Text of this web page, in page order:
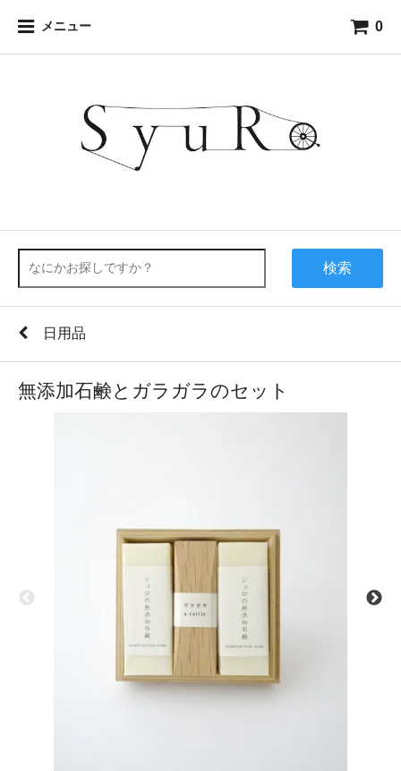
メニュー 0
検索
日用品
無添加石鹸とガラガラのセット